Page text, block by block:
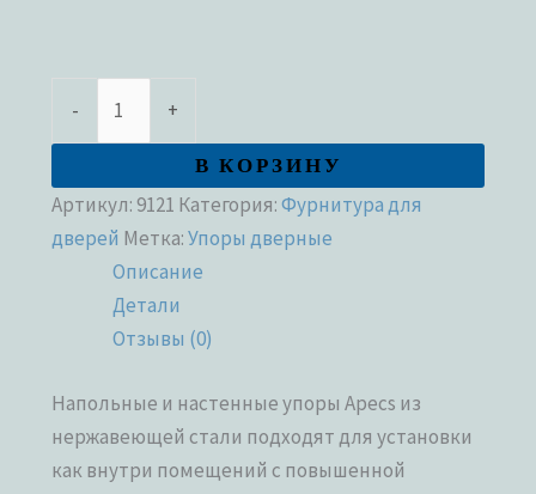
- +
В КОРЗИНУ
Артикул:9121 Категория:Фурнитура для
дверей Метка:Упоры дверные
Описание
Детали
Отзывы (0)
Напольные и настенные упоры Apecs из
нержавеющей стали подходят для установки
как внутри помещений с повышенной